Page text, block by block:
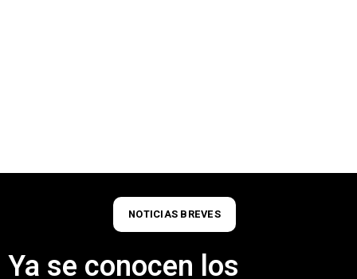
NOTICIAS BREVES
Ya se conocen los